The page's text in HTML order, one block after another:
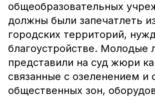
общеобразовательных
должны были запечатлеть
городских территорий,
благоустройстве. Молодые
представили на суд жюри
связанные с озеленением и
общественных зон,